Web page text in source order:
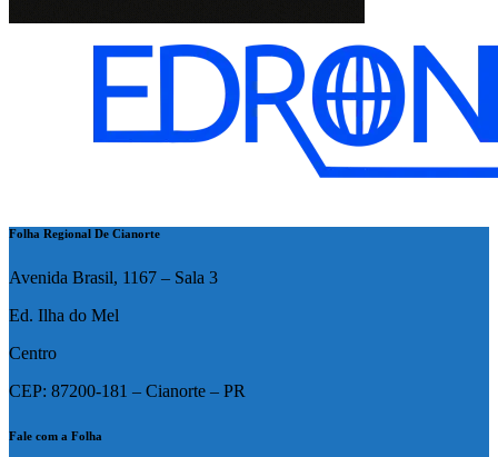
Folha Regional De Cianorte
Avenida Brasil, 1167 – Sala 3
Ed. Ilha do Mel
Centro
CEP: 87200-181 – Cianorte – PR
Fale com a Folha